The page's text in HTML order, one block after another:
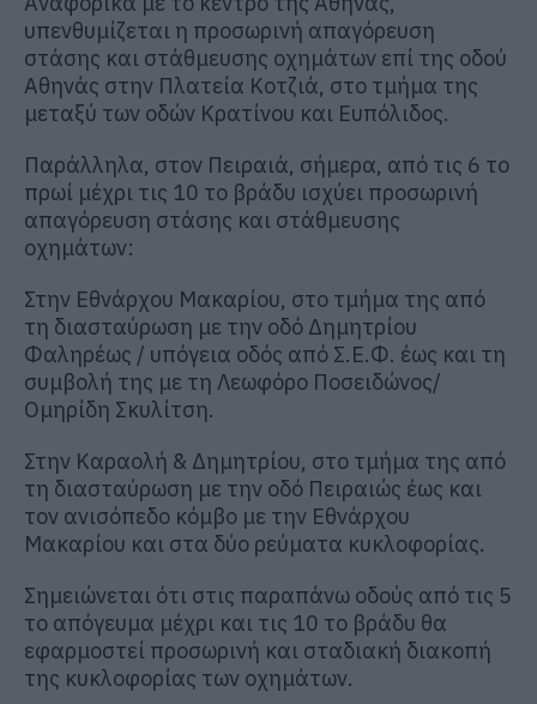
υπενθυμίζεται η προσωρινή απαγόρευση
στάσης και στάθμευσης οχημάτων επί της οδού
Αθηνάς στην Πλατεία Κοτζιά, στο τμήμα της
μεταξύ των οδών Κρατίνου και Ευπόλιδος.
Παράλληλα, στον Πειραιά, σήμερα, από τις 6 το
πρωί μέχρι τις 10 το βράδυ ισχύει προσωρινή
απαγόρευση στάσης και στάθμευσης
οχημάτων:
Στην Εθνάρχου Μακαρίου, στο τμήμα της από
τη διασταύρωση με την οδό Δημητρίου
Φαληρέως / υπόγεια οδός από Σ.Ε.Φ. έως και τη
συμβολή της με τη Λεωφόρο Ποσειδώνος/
Ομηρίδη Σκυλίτση.
Στην Καραολή & Δημητρίου, στο τμήμα της από
τη διασταύρωση με την οδό Πειραιώς έως και
τον ανισόπεδο κόμβο με την Εθνάρχου
Μακαρίου και στα δύο ρεύματα κυκλοφορίας.
Σημειώνεται ότι στις παραπάνω οδούς από τις 5
το απόγευμα μέχρι και τις 10 το βράδυ θα
εφαρμοστεί προσωρινή και σταδιακή διακοπή
της κυκλοφορίας των οχημάτων.